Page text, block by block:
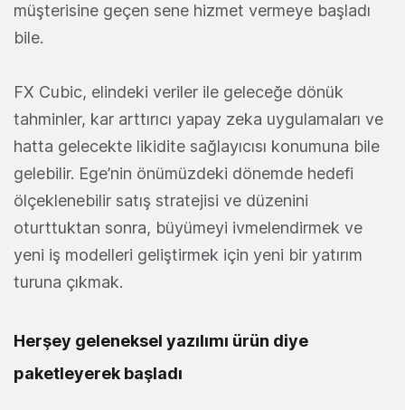
müşterisine geçen sene hizmet vermeye başladı
bile.
FX Cubic, elindeki veriler ile geleceğe dönük
tahminler, kar arttırıcı yapay zeka uygulamaları ve
hatta gelecekte likidite sağlayıcısı konumuna bile
gelebilir. Ege’nin önümüzdeki dönemde hedefi
ölçeklenebilir satış stratejisi ve düzenini
oturttuktan sonra, büyümeyi ivmelendirmek ve
yeni iş modelleri geliştirmek için yeni bir yatırım
turuna çıkmak.
Herşey geleneksel yazılımı ürün diye
paketleyerek başladı